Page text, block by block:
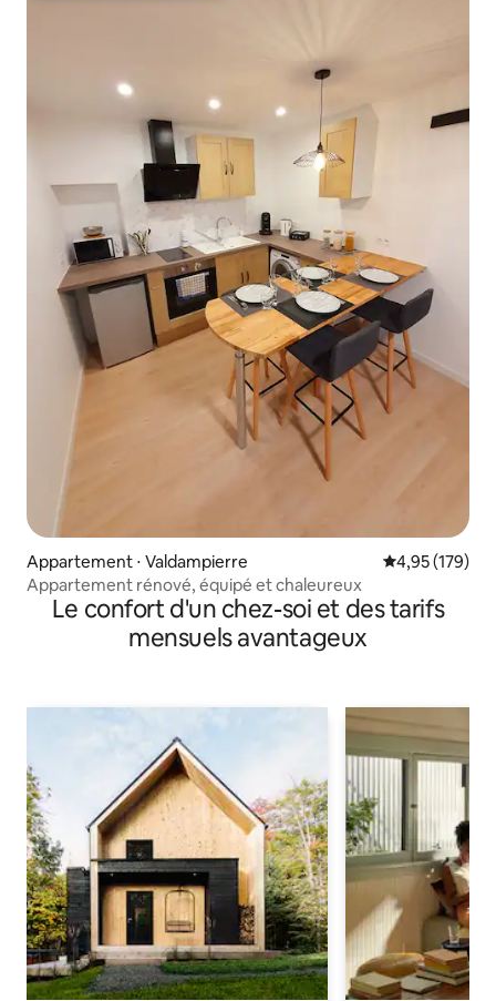
Appartement ⋅ Valdampierre Évaluation
4,95 (179)
Appartement rénové, équipé et chaleureux
Le confort d'un chez-soi et des tarifs
mensuels avantageux